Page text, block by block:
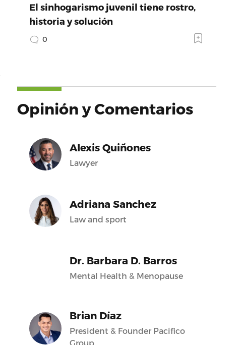
El sinhogarismo juvenil tiene rostro,
historia y solución
0
Opinión y Comentarios
Alexis Quiñones
Lawyer
Adriana Sanchez
Law and sport
Dr. Barbara D. Barros
Mental Health & Menopause
Brian Díaz
President & Founder Pacifico
Group